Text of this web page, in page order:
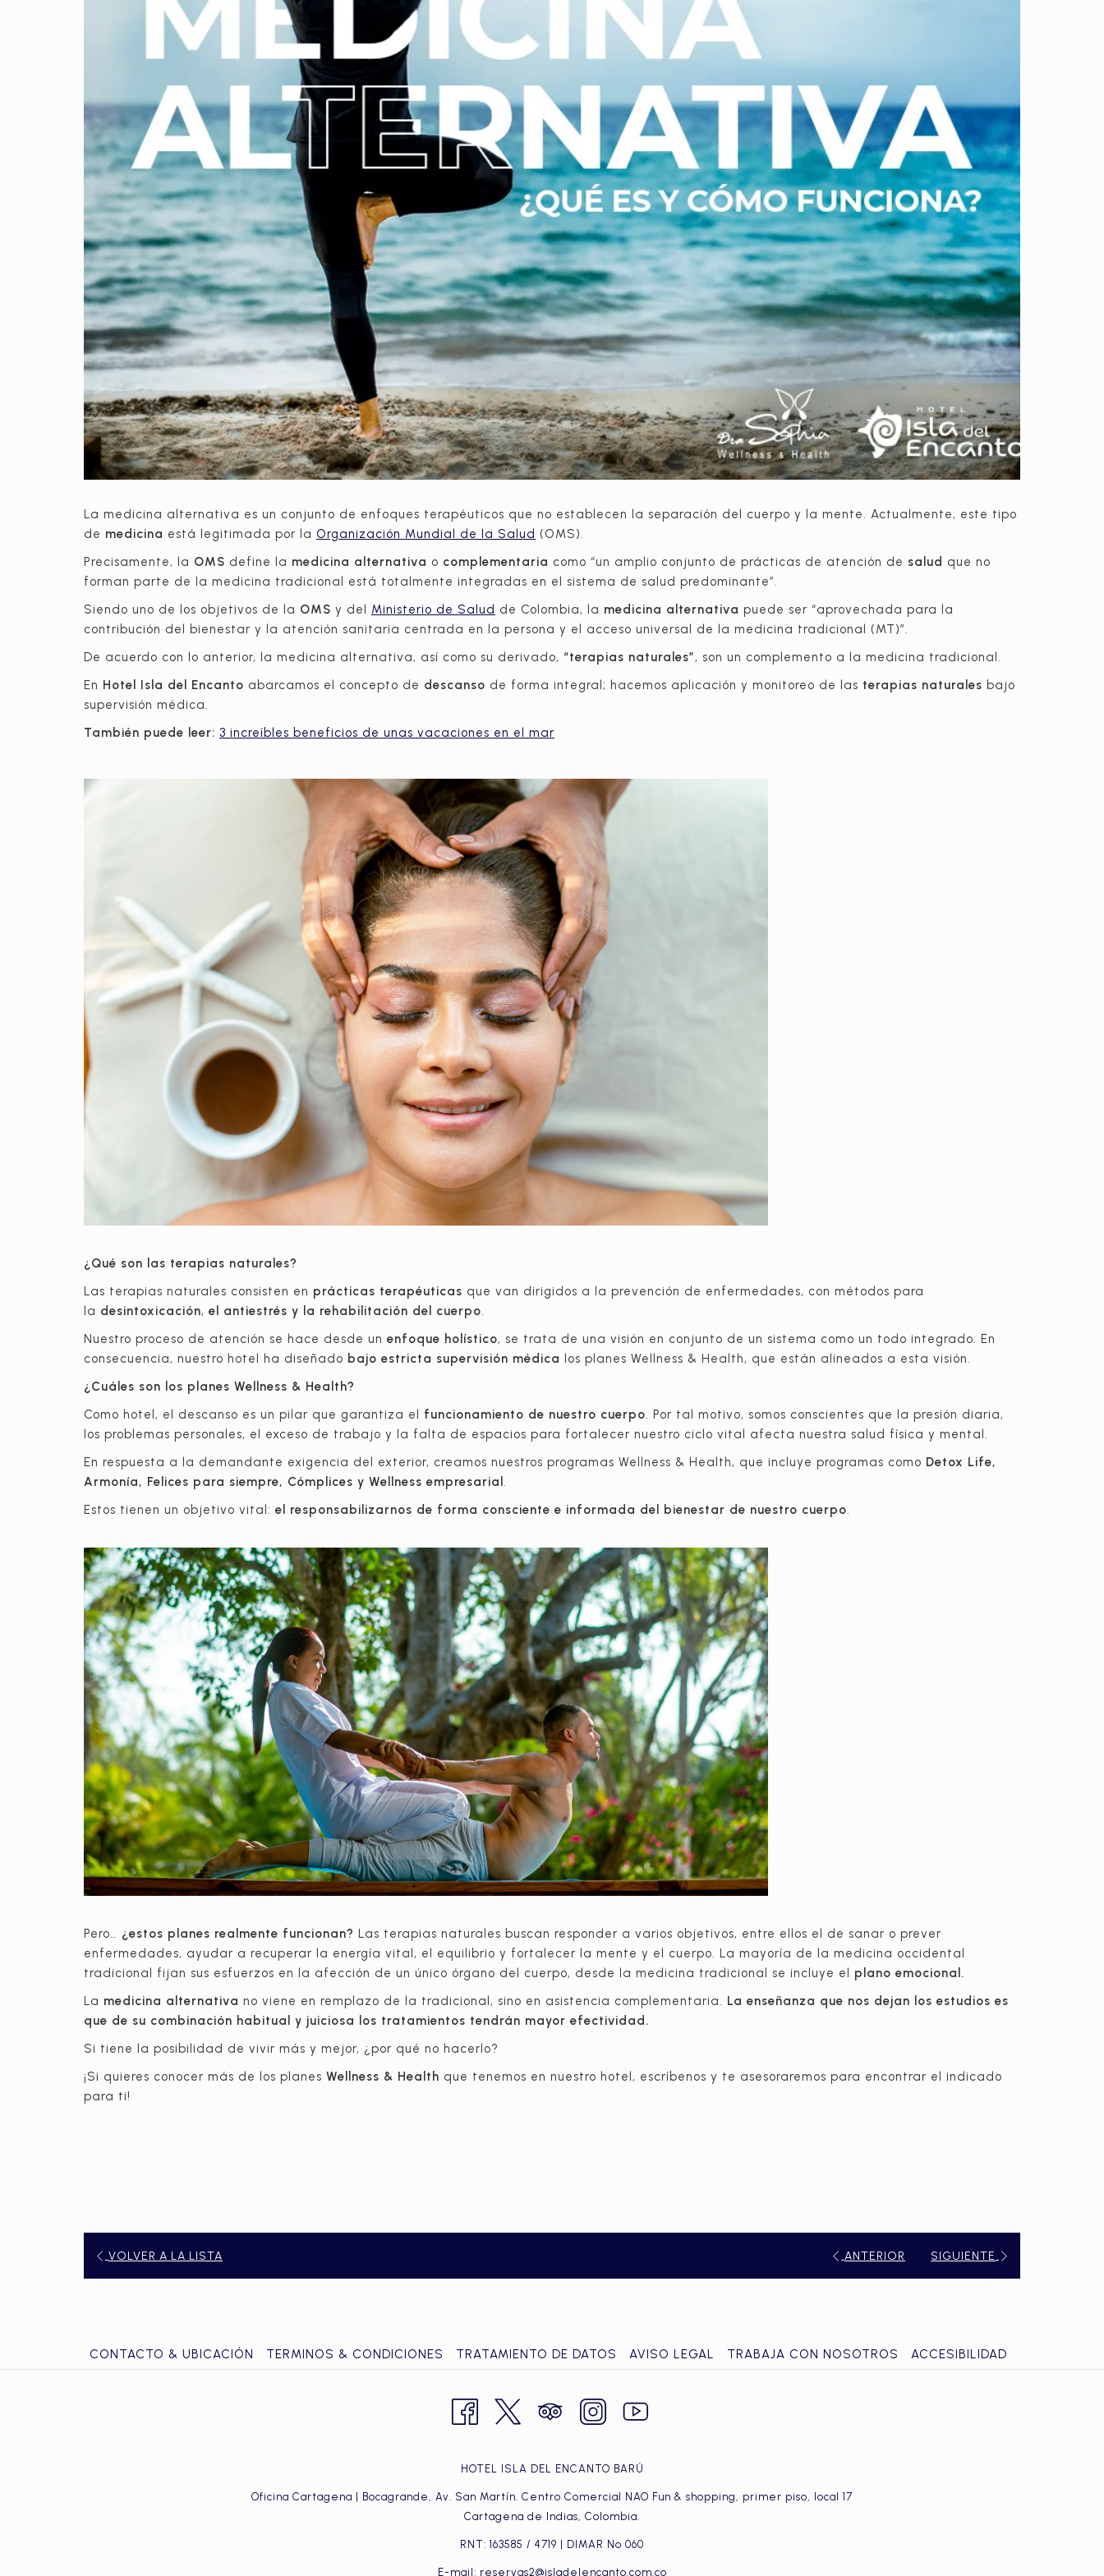
La medicina alternativa es un conjunto de enfoques terapéuticos que no establecen la separación del cuerpo y la mente. Actualmente, este tipo
de medicina está legitimada por la Organización Mundial de la Salud (OMS).
Precisamente, la OMS define la medicina alternativa o complementaria como “un amplio conjunto de prácticas de atención de salud que no
forman parte de la medicina tradicional está totalmente integradas en el sistema de salud predominante”.
Siendo uno de los objetivos de la OMS y del Ministerio de Salud de Colombia, la medicina alternativa puede ser “aprovechada para la
contribución del bienestar y la atención sanitaria centrada en la persona y el acceso universal de la medicina tradicional (MT)”.
De acuerdo con lo anterior, la medicina alternativa, así como su derivado, “terapias naturales”, son un complemento a la medicina tradicional.
En Hotel Isla del Encanto abarcamos el concepto de descanso de forma integral; hacemos aplicación y monitoreo de las terapias naturales bajo
supervisión médica.
También puede leer: 3 increíbles beneficios de unas vacaciones en el mar
¿Qué son las terapias naturales?
Las terapias naturales consisten en prácticas terapéuticas que van dirigidos a la prevención de enfermedades, con métodos para
la desintoxicación, el antiestrés y la rehabilitación del cuerpo.
Nuestro proceso de atención se hace desde un enfoque holístico, se trata de una visión en conjunto de un sistema como un todo integrado. En
consecuencia, nuestro hotel ha diseñado bajo estricta supervisión médica
los planes Wellness & Health, que están alineados a esta visión.
¿Cuáles son los planes Wellness & Health?
Como hotel, el descanso es un pilar que garantiza el funcionamiento de nuestro cuerpo. Por tal motivo, somos conscientes que la presión diaria,
los problemas personales, el exceso de trabajo y la falta de espacios para fortalecer nuestro ciclo vital afecta nuestra salud física y mental.
En respuesta a la demandante exigencia del exterior, creamos nuestros programas Wellness & Health, que incluye programas como Detox Life,
Armonía, Felices para siempre, Cómplices y Wellness empresarial .
Estos tienen un objetivo vital: el responsabilizarnos de forma consciente e informada del bienestar de nuestro cuerpo.
Pero… ¿estos planes realmente funcionan? Las terapias naturales buscan responder a varios objetivos, entre ellos el de sanar o prever
enfermedades, ayudar a recuperar la energía vital, el equilibrio y fortalecer la mente y el cuerpo. La mayoría de la medicina occidental
tradicional fijan sus esfuerzos en la afección de un único órgano del cuerpo, desde la medicina tradicional se incluye el plano emocional.
La medicina alternativa no viene en remplazo de la tradicional, sino en asistencia complementaria. La enseñanza que nos dejan los estudios es
que de su combinación habitual y juiciosa los tratamientos tendrán mayor efectividad.
Si tiene la posibilidad de vivir más y mejor, ¿por qué no hacerlo?
¡Si quieres conocer más de los planes Wellness & Health que tenemos en nuestro hotel, escríbenos y te asesoraremos para encontrar el indicado
para ti!
VOLVER A LA LISTA ANTERIOR SIGUIENTE
CONTACTO & UBICACIÓN TERMINOS & CONDICIONES TRATAMIENTO DE DATOS AVISO LEGAL TRABAJA CON NOSOTROS ACCESIBILIDAD
HOTEL ISLA DEL ENCANTO BARÚ
Oficina Cartagena | Bocagrande, Av. San Martín. Centro Comercial NAO Fun & shopping, primer piso, local 17
Cartagena de Indias, Colombia.
RNT: 163585 / 4719 | DIMAR No 060
E-mail: reservas2@isladelencanto.com.co